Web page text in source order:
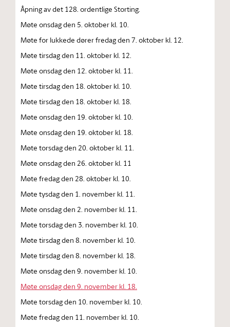
Åpning av det 128. ordentlige Storting.
Møte onsdag den 5. oktober kl. 10.
Møte for lukkede dører fredag den 7. oktober kl. 12.
Møte tirsdag den 11. oktober kl. 12.
Møte onsdag den 12. oktober kl. 11.
Møte tirsdag den 18. oktober kl. 10.
Møte tirsdag den 18. oktober kl. 18.
Møte onsdag den 19. oktober kl. 10.
Møte onsdag den 19. oktober kl. 18.
Møte torsdag den 20. oktober kl. 11.
Møte onsdag den 26. oktober kl. 11
Møte fredag den 28. oktober kl. 10.
Møte tysdag den 1. november kl. 11.
Møte onsdag den 2. november kl. 11.
Møte torsdag den 3. november kl. 10.
Møte tirsdag den 8. november kl. 10.
Møte tirsdag den 8. november kl. 18.
Møte onsdag den 9. november kl. 10.
Møte onsdag den 9. november kl. 18.
Møte torsdag den 10. november kl. 10.
Møte fredag den 11. november kl. 10.